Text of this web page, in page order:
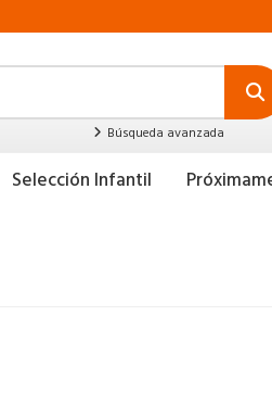
Búsqueda avanzada
Selección Infantil